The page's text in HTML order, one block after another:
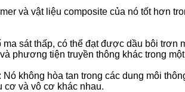
và vật liệu composite của nó tốt hơn
ma sát thấp, có thể đạt được dầu bôi trơn
phương tiện truyền thông khác trong
Nókhông hòa tan trong các dung môi
cơ và vô cơ khác nhau.